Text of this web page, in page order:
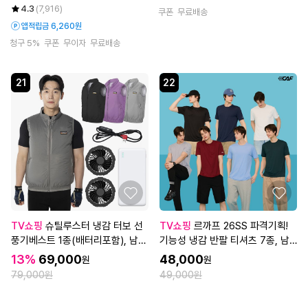
4.3 (7,916)
앱적립금 6,260원
청구 5% 쿠폰 무이자 무료배송
쿠폰 무료배송
21
TV쇼핑
풍기베스트 1종(배터리포함), 남녀
공용 (ST-FV100)
13% 69,000원
79,000원
22
TV쇼핑
기능성 냉감 반팔 티셔츠 7종, 남
성
48,000원
49,000원